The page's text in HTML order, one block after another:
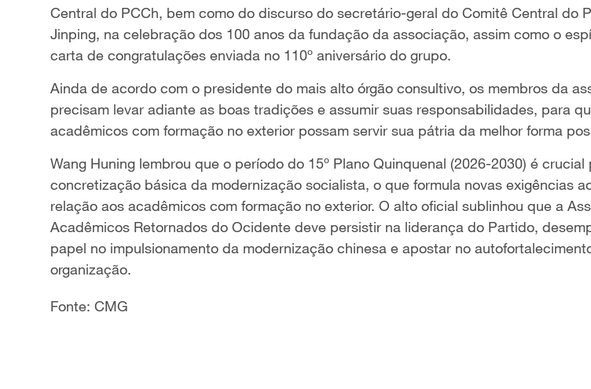
Central do PCCh, bem como do discurso do secretário-geral do Comitê Central do
Jinping, na celebração dos 100 anos da fundação da associação, assim como o
carta de congratulações enviada no 110º aniversário do grupo.
Ainda de acordo com o presidente do mais alto órgão consultivo, os membros da
precisam levar adiante as boas tradições e assumir suas responsabilidades, para
acadêmicos com formação no exterior possam servir sua pátria da melhor forma
Wang Huning lembrou que o período do 15º Plano Quinquenal (2026-2030) é crucial
concretização básica da modernização socialista, o que formula novas exigências
relação aos acadêmicos com formação no exterior. O alto oficial sublinhou que a
Acadêmicos Retornados do Ocidente deve persistir na liderança do Partido,
papel no impulsionamento da modernização chinesa e apostar no
organização.
Fonte: CMG